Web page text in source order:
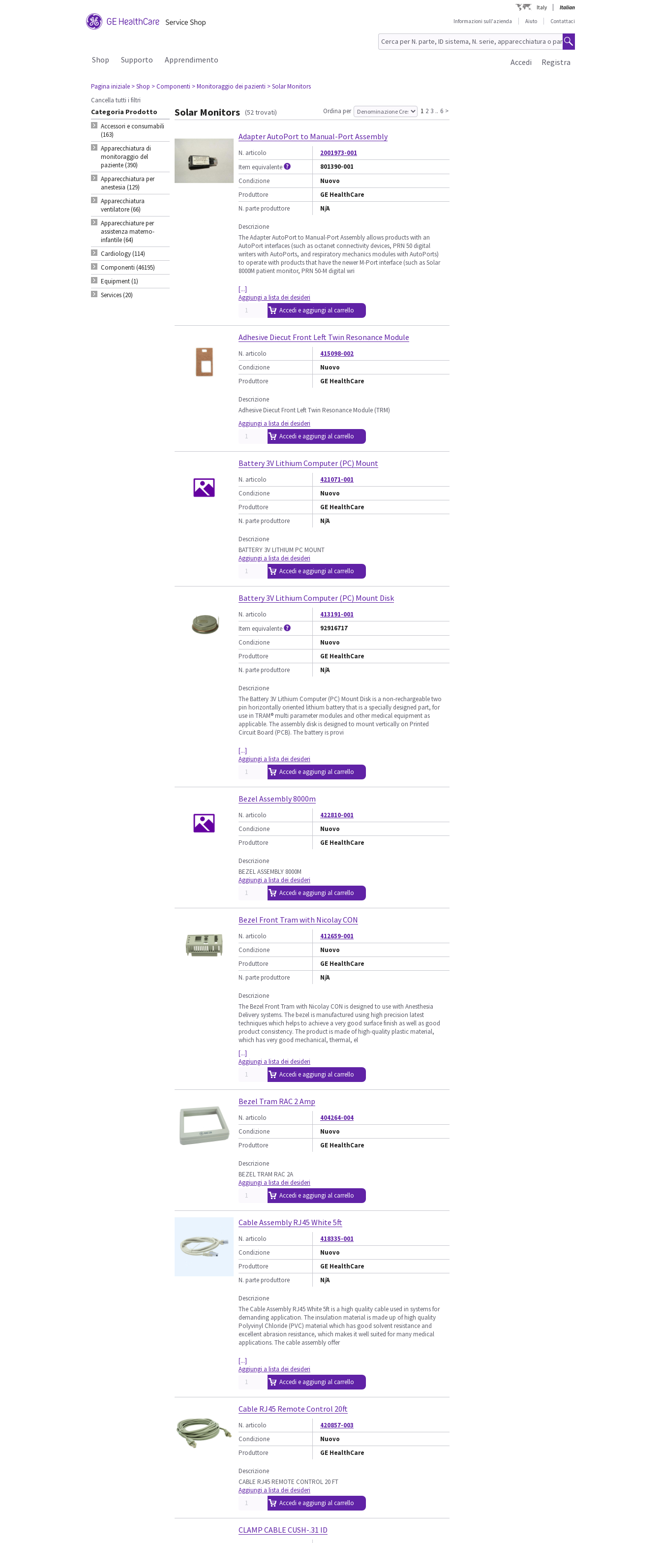
Italy
Italian
Informazioni sull'azienda
Aiuto Contattaci
Shop Supporto Apprendimento Registra
Accedi
Pagina iniziale > Shop > Componenti > Monitoraggio dei pazienti > Solar Monitors
Cancella tutti i filtri
Categoria Prodotto
Accessori e consumabili
(163)
Apparecchiatura di
monitoraggio del
paziente (390)
Apparecchiatura per
anestesia (129)
Apparecchiatura
ventilatore (66)
Apparecchiature per
assistenza materno-
infantile (64)
Cardiology (114)
Componenti (46195)
Equipment (1)
Services (20)
Solar Monitors (52 trovati) Ordina per 1 2 3 .. 6 >
Adapter AutoPort to Manual-Port Assembly
N. articolo
2001973-001
Item equivalente
801390-001
Condizione
Nuovo
Produttore
GE HealthCare
N. parte produttore
N/A
Descrizione
The Adapter AutoPort to Manual-Port Assembly allows products with an
AutoPort interfaces (such as octanet connectivity devices, PRN 50 digital
writers with AutoPorts, and respiratory mechanics modules with AutoPorts)
to operate with products that have the newer M-Port interface (such as Solar
8000M patient monitor, PRN 50-M digital wri
[...]
Aggiungi a lista dei desideri
Accedi e aggiungi al carrello
Adhesive Diecut Front Left Twin Resonance Module
N. articolo
415098-002
Condizione
Nuovo
Produttore
GE HealthCare
Descrizione
Adhesive Diecut Front Left Twin Resonance Module (TRM)
Aggiungi a lista dei desideri
Accedi e aggiungi al carrello
Battery 3V Lithium Computer (PC) Mount
N. articolo
421071-001
Condizione
Nuovo
Produttore
GE HealthCare
N. parte produttore
N/A
Descrizione
BATTERY 3V LITHIUM PC MOUNT
Aggiungi a lista dei desideri
Accedi e aggiungi al carrello
Battery 3V Lithium Computer (PC) Mount Disk
N. articolo
413191-001
Item equivalente
92916717
Condizione
Nuovo
Produttore
GE HealthCare
N. parte produttore
N/A
Descrizione
The Battery 3V Lithium Computer (PC) Mount Disk is a non-rechargeable two
pin horizontally oriented lithium battery that is a specially designed part, for
use in TRAM® multi parameter modules and other medical equipment as
applicable. The assembly disk is designed to mount vertically on Printed
Circuit Board (PCB). The battery is provi
[...]
Aggiungi a lista dei desideri
Accedi e aggiungi al carrello
Bezel Assembly 8000m
N. articolo
422810-001
Condizione
Nuovo
Produttore
GE HealthCare
Descrizione
BEZEL ASSEMBLY 8000M
Aggiungi a lista dei desideri
Accedi e aggiungi al carrello
Bezel Front Tram with Nicolay CON
N. articolo
412659-001
Condizione
Nuovo
Produttore
GE HealthCare
N. parte produttore
N/A
Descrizione
The Bezel Front Tram with Nicolay CON is designed to use with Anesthesia
Delivery systems. The bezel is manufactured using high precision latest
techniques which helps to achieve a very good surface finish as well as good
product consistency. The product is made of high-quality plastic material,
which has very good mechanical, thermal, el
[...]
Aggiungi a lista dei desideri
Accedi e aggiungi al carrello
Bezel Tram RAC 2 Amp
N. articolo
404264-004
Condizione
Nuovo
Produttore
GE HealthCare
Descrizione
BEZEL TRAM RAC 2A
Aggiungi a lista dei desideri
Accedi e aggiungi al carrello
Cable Assembly RJ45 White 5ft
N. articolo
418335-001
Condizione
Nuovo
Produttore
GE HealthCare
N. parte produttore
N/A
Descrizione
The Cable Assembly RJ45 White 5ft is a high quality cable used in systems for
demanding application. The insulation material is made up of high quality
Polyvinyl Chloride (PVC) material which has good solvent resistance and
excellent abrasion resistance, which makes it well suited for many medical
applications. The cable assembly offer
[...]
Aggiungi a lista dei desideri
Accedi e aggiungi al carrello
Cable RJ45 Remote Control 20ft
N. articolo
420857-003
Condizione
Nuovo
Produttore
GE HealthCare
Descrizione
CABLE RJ45 REMOTE CONTROL 20 FT
Aggiungi a lista dei desideri
Accedi e aggiungi al carrello
CLAMP CABLE CUSH-.31 ID